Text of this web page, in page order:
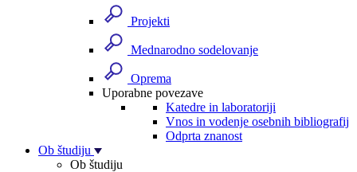
Projekti
Mednarodno sodelovanje
Oprema
Uporabne povezave
Katedre in laboratoriji
Vnos in vodenje osebnih bibliografij
Odprta znanost
Ob študiju
Ob študiju